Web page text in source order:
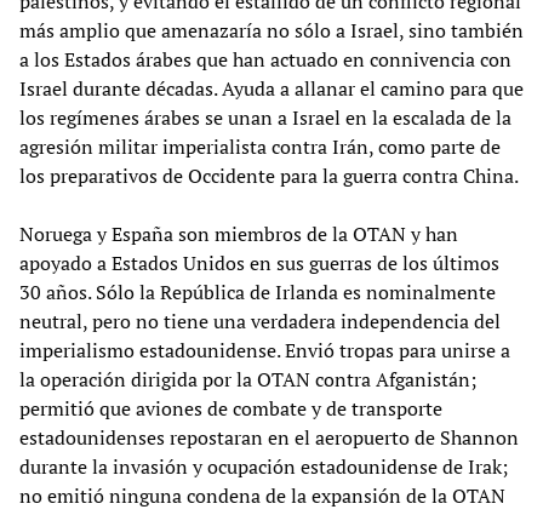
más amplio que amenazaría no sólo a Israel, sino también
a los Estados árabes que han actuado en connivencia con
Israel durante décadas. Ayuda a allanar el camino para que
los regímenes árabes se unan a Israel en la escalada de la
agresión militar imperialista contra Irán, como parte de
los preparativos de Occidente para la guerra contra China.
Noruega y España son miembros de la OTAN y han
apoyado a Estados Unidos en sus guerras de los últimos
30 años. Sólo la República de Irlanda es nominalmente
neutral, pero no tiene una verdadera independencia del
imperialismo estadounidense. Envió tropas para unirse a
la operación dirigida por la OTAN contra Afganistán;
permitió que aviones de combate y de transporte
estadounidenses repostaran en el aeropuerto de Shannon
durante la invasión y ocupación estadounidense de Irak;
no emitió ninguna condena de la expansión de la OTAN